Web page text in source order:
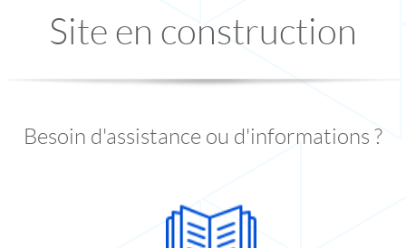
Site en construction
Besoin d'assistance ou d'informations ?